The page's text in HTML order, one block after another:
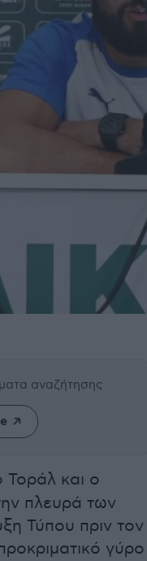
αναζήτησης
Τοράλ και ο
πλευρά των
Τύπου πριν τον
γύρο